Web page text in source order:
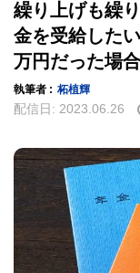
繰り上げも繰
金を受給した
万円だった場
執筆者 : 柘植輝
配信日: 2023.06.26